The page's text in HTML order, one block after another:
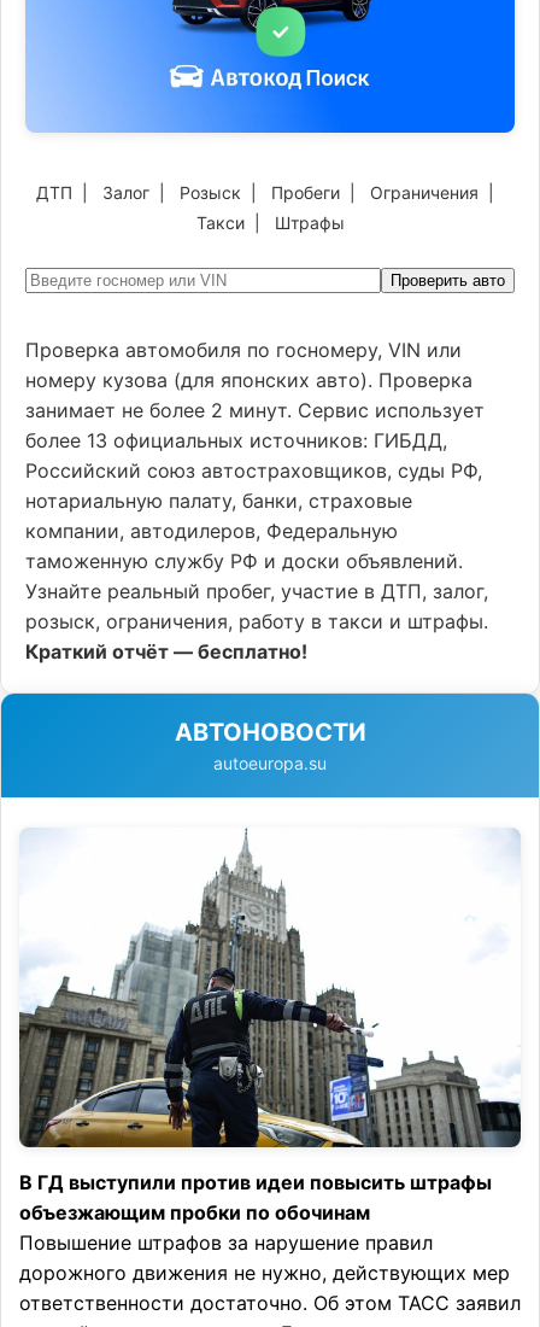
ДТП Залог Розыск Пробеги Ограничения
Такси| Штрафы
Проверить авто
Проверка автомобиля по госномеру, VIN или
номеру кузова (для японских авто). Проверка
занимает не более 2 минут. Сервис использует
более 13 официальных источников: ГИБДД,
Российский союз автостраховщиков, суды РФ,
нотариальную палату, банки, страховые
компании, автодилеров, Федеральную
таможенную службу РФ и доски объявлений.
Узнайте реальный пробег, участие в ДТП, залог,
розыск, ограничения, работу в такси и штрафы.
Краткий отчёт — бесплатно!
АВТОНОВОСТИ
autoeuropa.su
В ГД выступили против идеи повысить штрафы
объезжающим пробки по обочинам
Повышение штрафов за нарушение правил
дорожного движения не нужно, действующих мер
ответственности достаточно. Об этом ТАСС заявил